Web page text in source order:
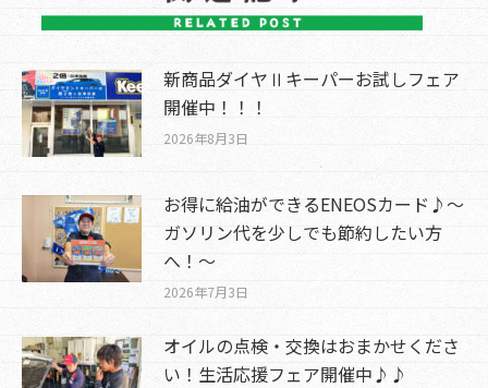
新商品ダイヤⅡキーパーお試しフェア
開催中！！！
2026年8月3日
お得に給油ができるENEOSカード♪～
ガソリン代を少しでも節約したい方
へ！～
2026年7月3日
オイルの点検・交換はおまかせくださ
い！生活応援フェア開催中♪♪